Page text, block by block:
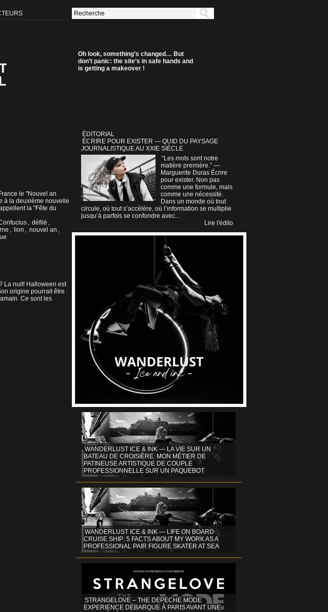
Oh look, something’s changed… But
don’t panic: the site’s in safe hands and
is getting a makeover !
le "Nouvel an
à la deuxième nouvelle
la "Fête du
, défilé ,
, lion , nouvel an ,
La nuit! Halloween est
origine pourrait être
Ce sont les
ÉDITORIAL
ÉCRIRE POUR EXISTER — QUID DU PAYSAGE
JOURNALISTIQUE AU XXIE SIÈCLE
“Les mots sont notre
matière première.” —
Marguerite Duras Écrire
pour exister. Non pas
comme une formule, mais
comme une nécessité.
Dans un monde où tout
circule, où tout s’accélère, où l’information se multiplie
jusqu’à parfois se confondre avec...
Lire l'édito
WANDERLUST ICE & INK — LA VIE SUR UN
BATEAU DE CROISIÈRE: MON MÉTIER DE
PATINEUSE ARTISTIQUE DE COUPLE
PROFESSIONNELLE SUR UN PAQUEBOT
WANDERLUST ICE & INK — LIFE ON BOARD
CRUISE SHIP: 5 FACTS ABOUT MY WORK AS A
PROFESSIONAL PAIR FIGURE SKATER AT SEA
STRANGELOVE – THE DEPECHE MODE
EXPERIENCE DÉBARQUE À PARIS AVANT UNE